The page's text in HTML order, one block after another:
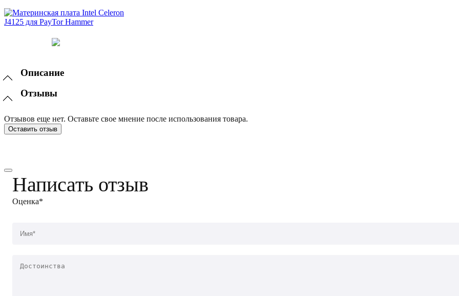
Описание
Отзывы
Отзывов еще нет. Оставьте свое мнение после использования товара.
Оставить отзыв
Написать отзыв
Оценка*